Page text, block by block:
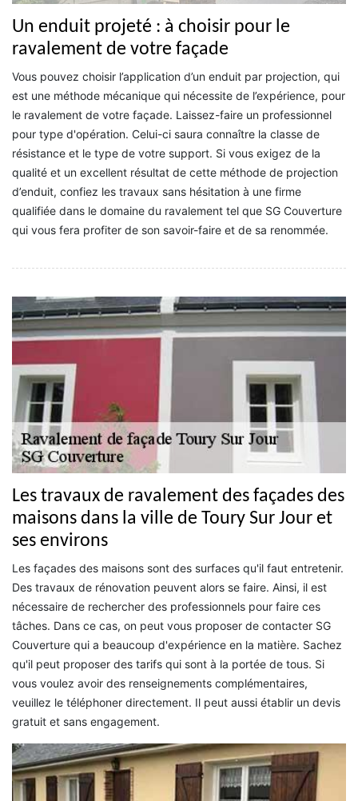
Un enduit projeté : à choisir pour le
ravalement de votre façade
Vous pouvez choisir l’application d’un enduit par projection, qui
est une méthode mécanique qui nécessite de l’expérience, pour
le ravalement de votre façade. Laissez-faire un professionnel
pour type d'opération. Celui-ci saura connaître la classe de
résistance et le type de votre support. Si vous exigez de la
qualité et un excellent résultat de cette méthode de projection
d’enduit, confiez les travaux sans hésitation à une firme
qualifiée dans le domaine du ravalement tel que SG Couverture
qui vous fera profiter de son savoir-faire et de sa renommée.
Les travaux de ravalement des façades des
maisons dans la ville de Toury Sur Jour et
ses environs
Les façades des maisons sont des surfaces qu'il faut entretenir.
Des travaux de rénovation peuvent alors se faire. Ainsi, il est
nécessaire de rechercher des professionnels pour faire ces
tâches. Dans ce cas, on peut vous proposer de contacter SG
Couverture qui a beaucoup d'expérience en la matière. Sachez
qu'il peut proposer des tarifs qui sont à la portée de tous. Si
vous voulez avoir des renseignements complémentaires,
veuillez le téléphoner directement. Il peut aussi établir un devis
gratuit et sans engagement.